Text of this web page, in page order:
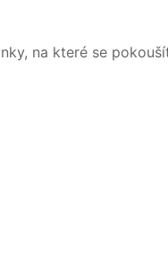
na které se